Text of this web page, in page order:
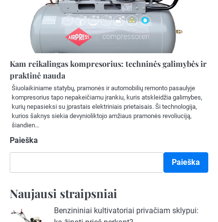
Kam reikalingas kompresorius: techninės galimybės ir
praktinė nauda
Šiuolaikiniame statybų, pramonės ir automobilių remonto pasaulyje
kompresorius tapo nepakeičiamu įrankiu, kuris atskleidžia galimybes,
kurių nepasieksi su įprastais elektriniais prietaisais. Ši technologija,
kurios šaknys siekia devynioliktojo amžiaus pramonės revoliuciją,
šiandien…
Paieška
Paieška
Naujausi straipsniai
Benzininiai kultivatoriai privačiam sklypui: